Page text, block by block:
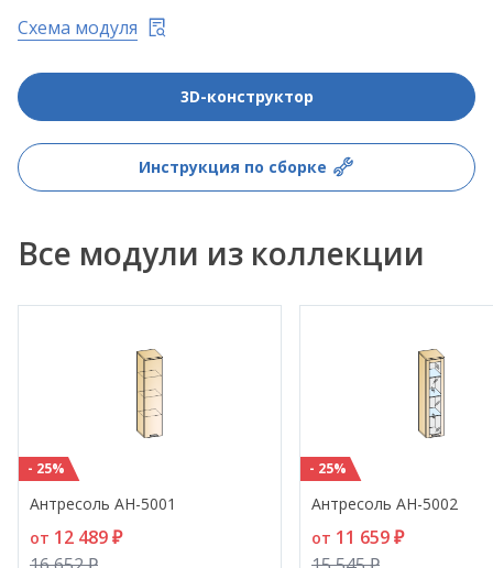
Схема модуля
3D-конструктор
Инструкция по сборке
Все модули из коллекции
- 25%
Антресоль АН-5001
от 12 489 ₽
- 25%
Антресоль АН-5002
от 11 659 ₽